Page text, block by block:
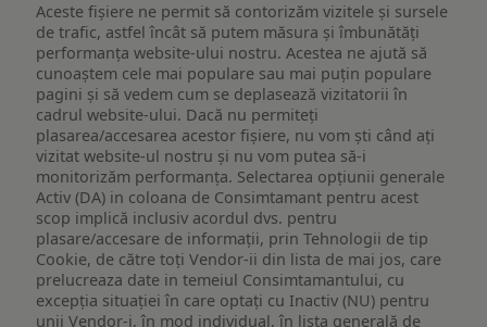
Aceste fișiere ne permit să contorizăm vizitele și sursele
de trafic, astfel încât să putem măsura și îmbunătăți
performanța website-ului nostru. Acestea ne ajută să
cunoaștem cele mai populare sau mai puțin populare
pagini și să vedem cum se deplasează vizitatorii în
cadrul website-ului. Dacă nu permiteți
plasarea/accesarea acestor fișiere, nu vom ști când ați
vizitat website-ul nostru și nu vom putea să-i
monitorizăm performanța. Selectarea opțiunii generale
Activ (DA) in coloana de Consimtamant pentru acest
scop implică inclusiv acordul dvs. pentru
plasare/accesare de informații, prin Tehnologii de tip
Cookie, de către toți Vendor-ii din lista de mai jos, care
prelucreaza date in temeiul Consimtamantului, cu
excepția situației în care optați cu Inactiv (NU) pentru
unii Vendor-i, în mod individual, în lista generală de